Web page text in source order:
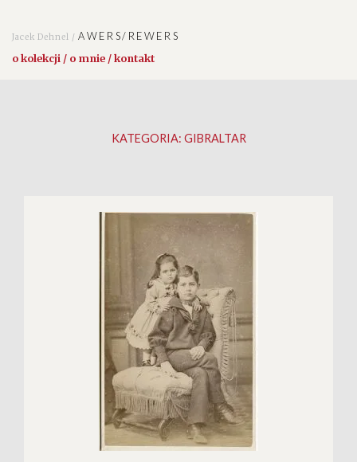
Jacek Dehnel /AWERS/REWERS
o kolekcji / o mnie / kontakt
KATEGORIA: GIBRALTAR